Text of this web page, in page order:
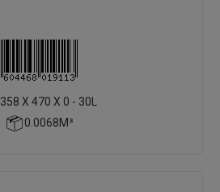
358 X 470 X 0 - 30L
0.0068M³